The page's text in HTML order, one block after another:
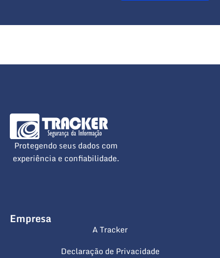
Protegendo seus dados com
experiência e confiabilidade.
Empresa
A Tracker
Declaração de Privacidade